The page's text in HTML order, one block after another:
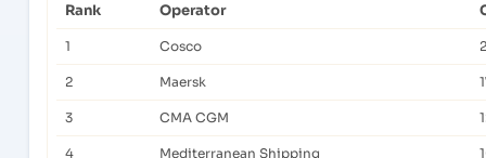
Rank Operator
1 Cosco
2 Maersk
3 CMA CGM
4 Mediterranean Shipping